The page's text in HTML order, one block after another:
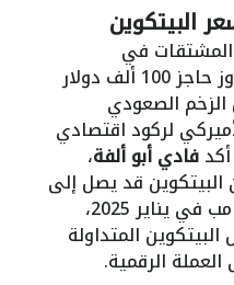
البيتكوين
في
Bitfinex، أن السعر قد يتجاوز حاجز 100 ألف دولار
الصعودي
لركود اقتصادي
فادي أبو ألفة،
البيتكوين قد يصل إلى
100 ألف دولار مع تنصيب ترامب في يناير 2025،
المتداولة
الرقمية.